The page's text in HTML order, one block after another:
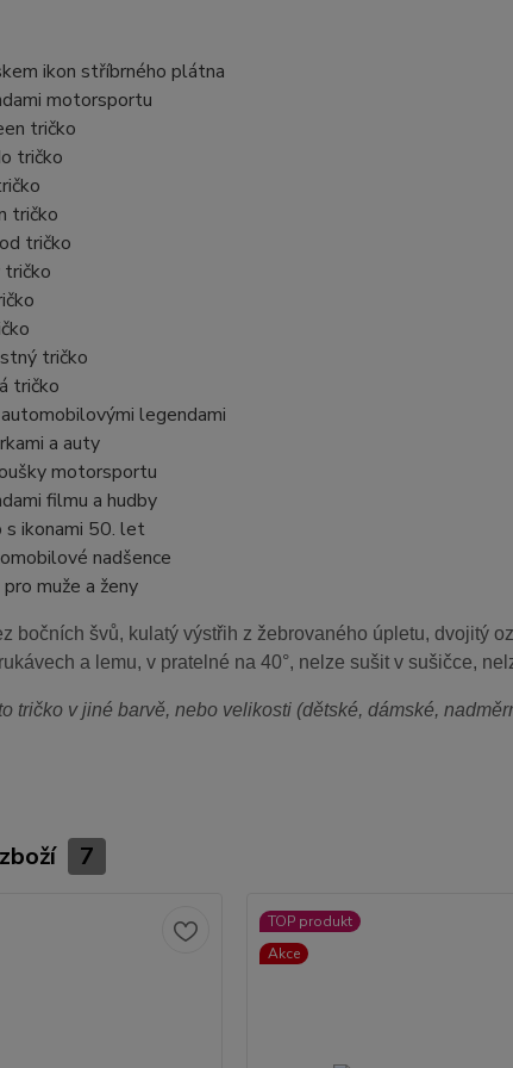
ikon stříbrného plátna
motorsportu
tričko
tričko
tričko
tričko
tričko
tričko
legendami
a auty
motorsportu
filmu a hudby
s ikonami 50. let
nadšence
muže a ženy
bočních švů, kulatý výstřih z žebrovaného úpletu, dvojitý
a lemu, v pratelné na 40°, nelze sušit v sušičce,
tričko v jiné barvě, nebo velikosti (dětské, dámské,
7
TOP produkt
Akce